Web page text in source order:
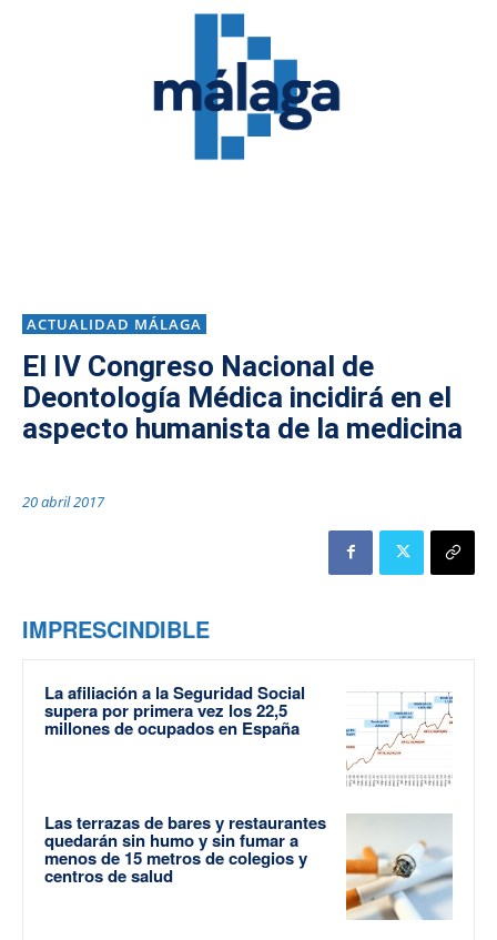
ACTUALIDAD MÁLAGA
El IV Congreso Nacional de
Deontología Médica incidirá en el
aspecto humanista de la medicina
20 abril 2017
IMPRESCINDIBLE
La afiliación a la Seguridad Social
supera por primera vez los 22,5
millones de ocupados en España
Las terrazas de bares y restaurantes
quedarán sin humo y sin fumar a
menos de 15 metros de colegios y
centros de salud